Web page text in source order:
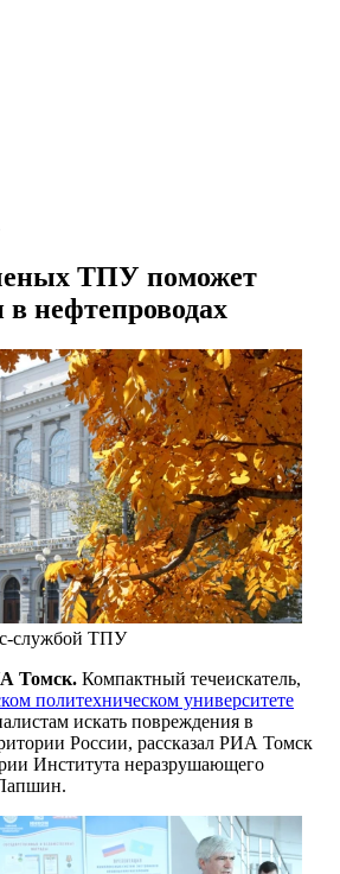
ТПУ поможет
в нефтепроводах
службой ТПУ
Томск. Компактный течеискатель,
политехническом университете
искать повреждения в
России, рассказал РИА Томск
Института неразрушающего